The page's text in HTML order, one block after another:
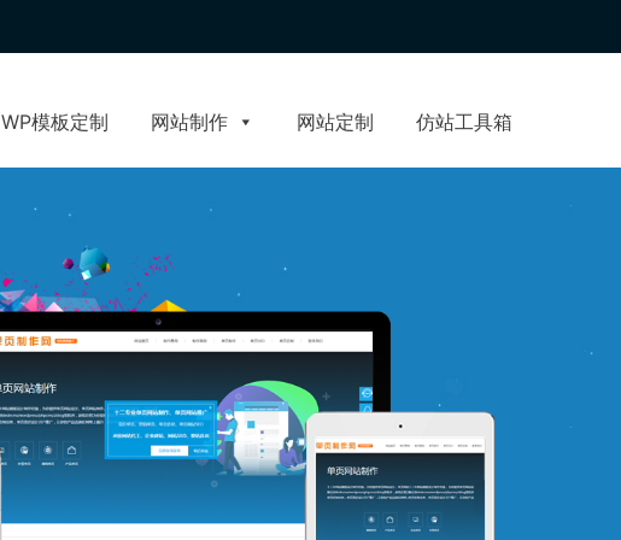
WP模板定制 网站制作 网站定制 仿站工具箱